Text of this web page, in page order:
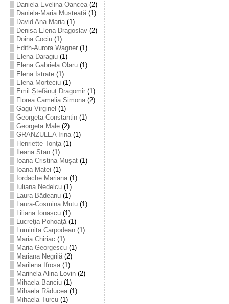
Daniela Evelina Oancea(2)
Daniela-Maria Musteață(1)
David Ana Maria(1)
Denisa-Elena Dragoslav(2)
Doina Cociu(1)
Edith-Aurora Wagner(1)
Elena Daragiu(1)
Elena Gabriela Olaru(1)
Elena Istrate(1)
Elena Morteciu(1)
Emil Ștefănuț Dragomir(1)
Florea Camelia Simona(2)
Gagu Virginel (1)
Georgeta Constantin(1)
Georgeta Male(2)
GRANZULEA Irina(1)
Henriette Tonţa(1)
Ileana Stan(1)
Ioana Cristina Mușat(1)
Ioana Matei (1)
Iordache Mariana(1)
Iuliana Nedelcu(1)
Laura Bădeanu(1)
Laura-Cosmina Mutu(1)
Liliana Ionașcu(1)
Lucreţia Pohoaţă(1)
Luminița Carpodean(1)
Maria Chiriac (1)
Maria Georgescu(1)
Mariana Negrilă(2)
Marilena Ifrosa(1)
Marinela Alina Lovin(2)
Mihaela Banciu(1)
Mihaela Răducea(1)
Mihaela Turcu(1)